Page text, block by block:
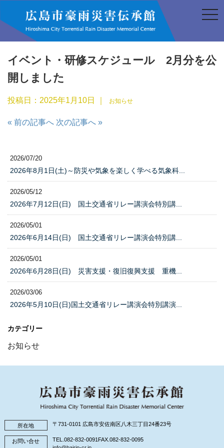
t
o
l
n
a
イベント・研修スケジュール 2月分を公
開しました
投稿日： 2025年1月10日 お知らせ
« 前の記事へ 次の記事へ »
2026/07/20
2026年8月1日(土)～防災や気象を楽しく学べる気象科...
2026/05/12
2026年7月12日(日) 国土交通省リレー講演会特別講...
2026/05/01
2026年6月14日(日) 国土交通省リレー講演会特別講...
2026/05/01
2026年6月28日(日) 災害支援・復旧復興支援 重機...
2026/03/06
2026年5月10日(日)国土交通省リレー講演会特別講演...
カテゴリー
お知らせ
所在地 〒731-0101 広島市安佐南区八木三丁目24番23号
お問い合せ TEL.082-832-0091 FAX.082-832-0095